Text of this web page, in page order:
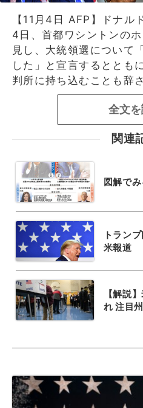
【11月4日 AFP】ドナル
4日、首都ワシントンの
見し、大統領選について
した」と宣言するととも
判所に持ち込むことも辞
全文
関連
図解で
トラン
米報道
【解説
れ 注目